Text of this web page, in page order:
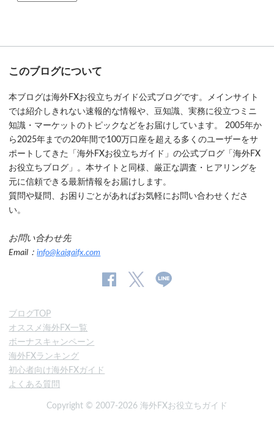
このブログについて
本ブログは海外FXお役立ちガイド公式ブログです。メインサイト
では紹介しきれない速報的な情報や、豆知識、実務に役立つミニ
知識・マーケットのトピックなどをお届けしています。 2005年か
ら2025年までの20年間で100万口座を超える多くのユーザーをサ
ポートしてきた「海外FXお役立ちガイド」の公式ブログ「海外FX
お役立ちブログ」。本サイトと同様、厳正な調査・ヒアリングを
元に信頼できる最新情報をお届けします。
質問や疑問、お困りごとがあればお気軽にお問い合わせくださ
い。
お問い合わせ先
Email：info@kaigaifx.com
ブログTOP
オススメ海外FX一覧
ボーナスキャンペーン
海外FXランキング
初心者向け海外FXガイド
よくある質問
Copyright © 2007-2026 海外FXお役立ちガイド